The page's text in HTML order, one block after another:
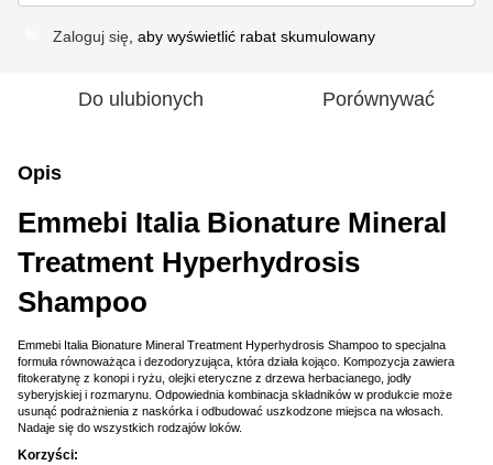
Zaloguj się , aby wyświetlić rabat skumulowany
Do ulubionych Porównywać
Opis
Emmebi Italia Bionature Mineral
Treatment Hyperhydrosis
Shampoo
Emmebi Italia Bionature Mineral Treatment Hyperhydrosis Shampoo to specjalna
formuła równoważąca i dezodoryzująca, która działa kojąco. Kompozycja zawiera
fitokeratynę z konopi i ryżu, olejki eteryczne z drzewa herbacianego, jodły
syberyjskiej i rozmarynu. Odpowiednia kombinacja składników w produkcie może
usunąć podrażnienia z naskórka i odbudować uszkodzone miejsca na włosach.
Nadaje się do wszystkich rodzajów loków.
Korzyści: